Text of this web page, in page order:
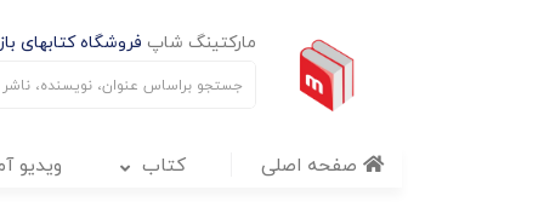
مارکتینگ شاپ فروشگاه کتابهای
صفحه اصلی کتاب ویدیو